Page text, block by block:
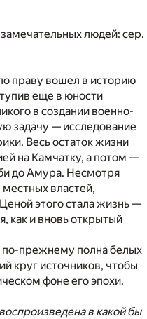
людей: сер.
праву вошел в историю
еще в юности
в создании военно-
задачу — исследование
Весь остаток жизни
на Камчатку, а потом —
до Амура. Несмотря
властей,
этого стала жизнь —
как и вновь открытый
по-прежнему полна белых
круг источников, чтобы
фоне его эпохи.
в какой бы